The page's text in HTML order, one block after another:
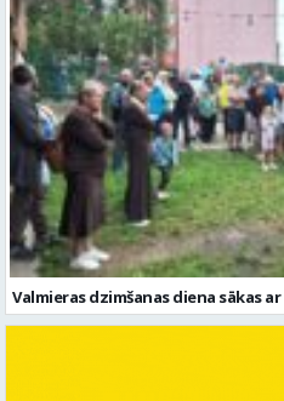
Valmieras dzimšanas diena sākas